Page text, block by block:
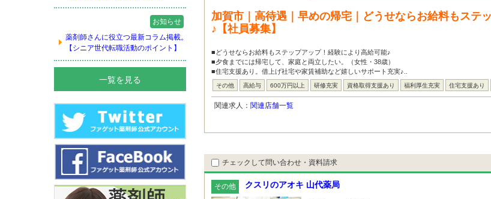
お知らせ
薬剤師さんに役立つ最新コラム掲載。
【シニア世代転職活動のポイント】
一覧を見る
加賀市｜高待遇｜早めの帰宅｜どうせならお給料もステ
♪【社員募集】
■どうせならお給料もステップアップ！経験により高給可能♪
■夕食までには帰宅して、家庭と両立したい。（女性・38歳）
■住宅支援あり。借上げ社宅や家賃補助など嬉しいサポート充実♪..
その他 高給与 600万円以上 研修充実 資格取得支援あり 福利厚生充実 住宅支援あり
関連求人： 関連店舗一覧
チェックして問い合わせ・資料請求
その他 クスリのアオキ 山代薬局